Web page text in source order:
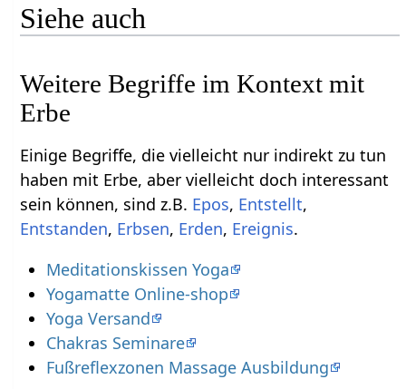
Siehe auch
Weitere Begriffe im Kontext mit
Einige Begriffe, die vielleicht nur indirekt zu tun
haben mit Erbe‏‎, aber vielleicht doch interessant
sein können, sind z.B.
,
,
, , ,
.
Meditationskissen Yoga
Yogamatte Online-shop
Yoga Versand
Chakras Seminare
Fußreflexzonen Massage Ausbildung